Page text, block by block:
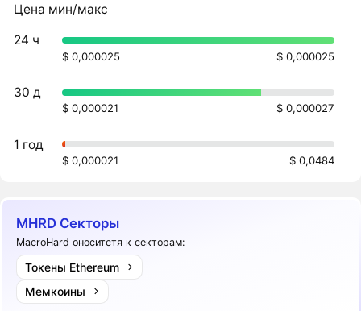
Цена мин/макс
24 ч
$ 0,000025 $ 0,000025
30 д
$ 0,000021 $ 0,000027
1 год
$ 0,000021 $ 0,0484
MHRD Секторы
MacroHard оноситстя к секторам:
Токены Ethereum
Мемкоины